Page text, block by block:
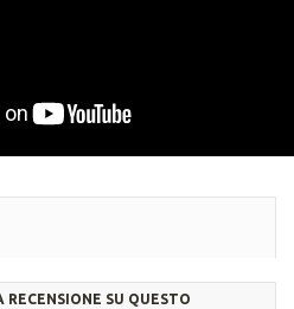
RECENSIONE SU QUESTO